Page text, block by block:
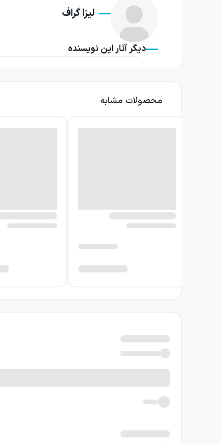
دارد. به همین دلیل، ورود به مدرسهٔ جدید
در ادامه، کالیستا برای مراقبت از آلبی
زاویه‌ای تازه ببیند و برای آنچه هست، احساس
رمان لیزا گراف با تمرکز بر احساسات و
«تقریباً خوب» است اما هرگز به اندازهٔ کافی
صمیمی و قابل‌همدلی می‌کند. پیشرفت او
نویسنده کتاب مطلقا تقریبا
پرداختن به مدرسه، خانواده، انتظارهای
نویسنده به رشد آلبی، بر پذیرش تدریجی خود
نصیحت مستقیم.
خرید کتاب مطلقا تقریبا به چه
جذاب است که با موضوع مقایسه شدن، ترس از
لیزا گراف
دیگر آثار این نویسنده
محصولات مشابه